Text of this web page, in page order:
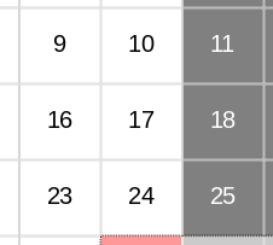
9 10 11
16 17 18
23 24 25